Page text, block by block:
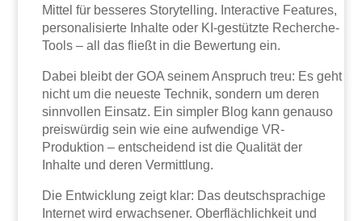
Mittel für besseres Storytelling. Interactive Features,
personalisierte Inhalte oder KI-gestützte Recherche-
Tools – all das fließt in die Bewertung ein.
Dabei bleibt der GOA seinem Anspruch treu: Es geht
nicht um die neueste Technik, sondern um deren
sinnvollen Einsatz. Ein simpler Blog kann genauso
preiswürdig sein wie eine aufwendige VR-
Produktion – entscheidend ist die Qualität der
Inhalte und deren Vermittlung.
Die Entwicklung zeigt klar: Das deutschsprachige
Internet wird erwachsener. Oberflächlichkeit und